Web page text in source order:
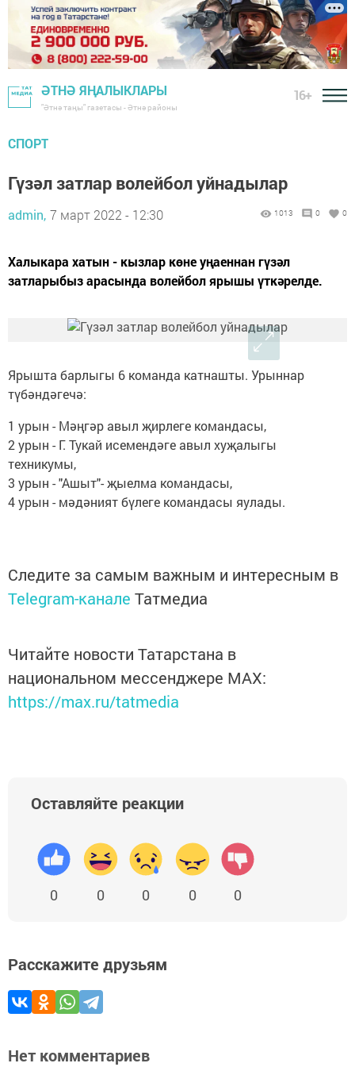
ӘТНӘ ЯҢАЛЫКЛАРЫ
"Әтнә таңы" газетасы - Әтнә районы
16+
СПОРТ
Гүзәл затлар волейбол уйнадылар
admin, 7 март 2022 - 12:30 1013 0 0
Халыкара хатын - кызлар көне уңаеннан гүзәл
затларыбыз арасында волейбол ярышы үткәрелде.
Ярышта барлыгы 6 команда катнашты. Урыннар
түбәндәгечә:
1 урын - Мәңгәр авыл җирлеге командасы,
2 урын - Г. Тукай исемендәге авыл хуҗалыгы
техникумы,
3 урын - "Ашыт"- җыелма командасы,
4 урын - мәдәният бүлеге командасы яулады.
Следите за самым важным и интересным в
Telegram-канале Татмедиа
Читайте новости Татарстана в
национальном мессенджере MАХ:
https://max.ru/tatmedia
Оставляйте реакции
0 0 0 0 0
Расскажите друзьям
Нет комментариев